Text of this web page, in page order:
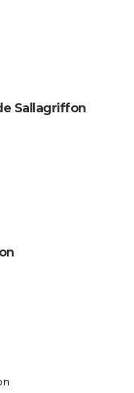
Sallagriffon